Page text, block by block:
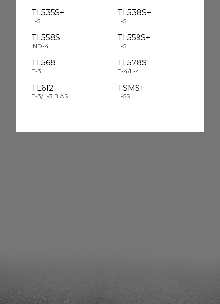
TL535S+
L-5
TL538S+
L-5
TL558S
IND-4
TL559S+
L-5
TL568
E-3
TL578S
E-4/L-4
TL612
E-3/L-3 BIAS
TSMS+
L-5S